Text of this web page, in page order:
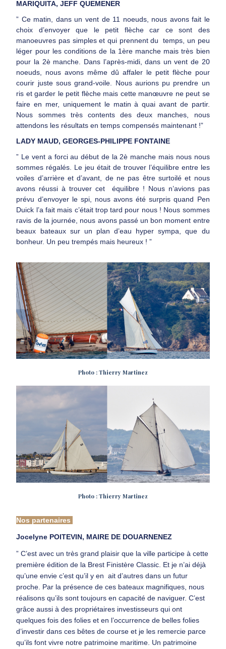
MARIQUITA, JEFF QUEMENER
” Ce matin, dans un vent de 11 noeuds, nous avons fait le
choix d’envoyer que le petit flèche car ce sont des
manoeuvres pas simples et qui prennent du temps, un peu
léger pour les conditions de la 1ère manche mais très bien
pour la 2è manche. Dans l’après-midi, dans un vent de 20
noeuds, nous avons même dû affaler le petit flèche pour
courir juste sous grand-voile. Nous aurions pu prendre un
ris et garder le petit flèche mais cette manœuvre ne peut se
faire en mer, uniquement le matin à quai avant de partir.
Nous sommes très contents des deux manches, nous
attendons les résultats en temps compensés maintenant !”
LADY MAUD, GEORGES-PHILIPPE FONTAINE
” Le vent a forci au début de la 2è manche mais nous nous
sommes régalés. Le jeu était de trouver l’équilibre entre les
voiles d’arrière et d’avant, de ne pas être surtoilé et nous
avons réussi à trouver cet équilibre ! Nous n’avions pas
prévu d’envoyer le spi, nous avons été surpris quand Pen
Duick l’a fait mais c’était trop tard pour nous ! Nous sommes
ravis de la journée, nous avons passé un bon moment entre
beaux bateaux sur un plan d’eau hyper sympa, que du
bonheur. Un peu trempés mais heureux ! ”
Photo : Thierry Martinez
Photo : Thierry Martinez
Nos partenaires
Jocelyne POITEVIN, MAIRE DE DOUARNENEZ
” C’est avec un très grand plaisir que la ville participe à cette
première édition de la Brest Finistère Classic. Et je n’ai déjà
qu’une envie c’est qu’il y en ait d’autres dans un futur
proche. Par la présence de ces bateaux magnifiques, nous
réalisons qu’ils sont toujours en capacité de naviguer. C’est
grâce aussi à des propriétaires investisseurs qui ont
quelques fois des folies et en l’occurrence de belles folies
d’investir dans ces bêtes de course et je les remercie parce
qu’ils font vivre notre patrimoine maritime. Un patrimoine